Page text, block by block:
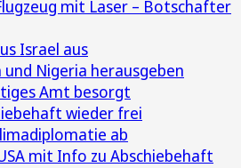
mit Laser – Botschafter
Israel aus
Nigeria herausgeben
Amt besorgt
wieder frei
ab
mit Info zu Abschiebehaft